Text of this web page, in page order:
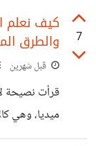
واحد يترك في
هذا السر،
إسقاطها على
متكرر يحدث
7
كيف نعلم
والطرق
قبل شهرين
قرأت نصيحة
ميديا، وهي
بهذا